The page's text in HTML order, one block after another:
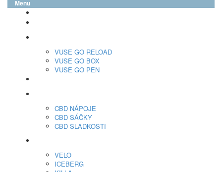
Menu
VUSE GO RELOAD
VUSE GO BOX
VUSE GO PEN
CBD NÁPOJE
CBD SÁČKY
CBD SLADKOSTI
VELO
ICEBERG